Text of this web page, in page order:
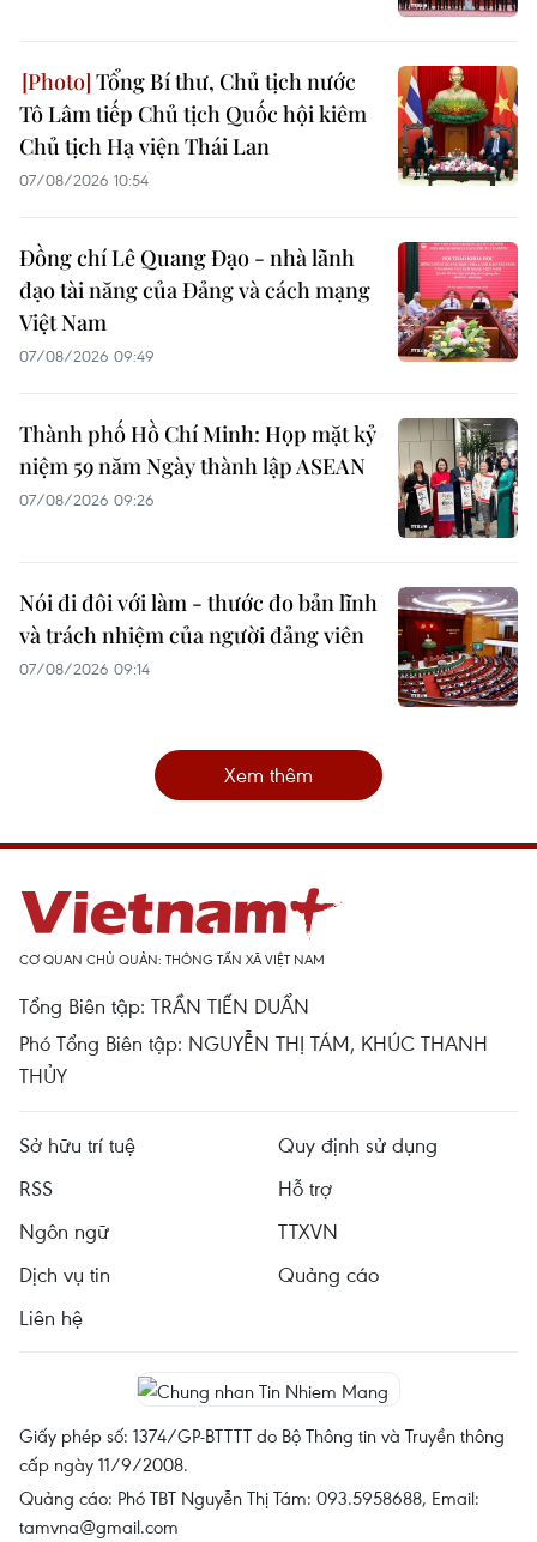
Tổng Bí thư, Chủ tịch nước
Tô Lâm tiếp Chủ tịch Quốc hội kiêm
Chủ tịch Hạ viện Thái Lan
07/08/2026 10:54
Đồng chí Lê Quang Đạo - nhà lãnh
đạo tài năng của Đảng và cách mạng
Việt Nam
07/08/2026 09:49
Thành phố Hồ Chí Minh: Họp mặt kỷ
niệm 59 năm Ngày thành lập ASEAN
07/08/2026 09:26
Nói đi đôi với làm - thước đo bản lĩnh
và trách nhiệm của người đảng viên
07/08/2026 09:14
Xem thêm
CƠ QUAN CHỦ QUẢN: THÔNG TẤN XÃ VIỆT NAM
Tổng Biên tập: TRẦN TIẾN DUẨN
Phó Tổng Biên tập: NGUYỄN THỊ TÁM, KHÚC THANH
THỦY
Sở hữu trí tuệ
Quy định sử dụng
RSS
Hỗ trợ
Ngôn ngữ
TTXVN
Dịch vụ tin
Quảng cáo
Liên hệ
Giấy phép số: 1374/GP-BTTTT do Bộ Thông tin và Truyền thông
cấp ngày 11/9/2008.
Quảng cáo: Phó TBT Nguyễn Thị Tám: 093.5958688, Email:
tamvna@gmail.com